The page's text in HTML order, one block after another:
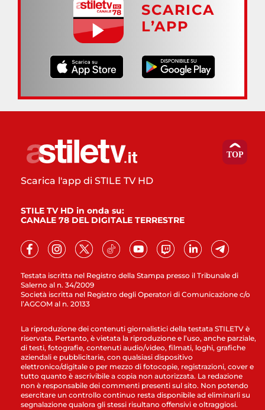
SCARICA
L’APP
Testata iscritta nel Registro della Stampa presso il Tribunale di
Salerno al n. 34/2009
Società iscritta nel Registro degli Operatori di Comunicazione c/o
l’AGCOM al n. 20133
Scarica l'app di STILE TV HD
STILE TV HD in onda su:
CANALE 78 DEL DIGITALE TERRESTRE
La riproduzione dei contenuti giornalistici della testata STILETV è
riservata. Pertanto, è vietata la riproduzione e l’uso, anche parziale,
di testi, fotografie, contenuti audio/video, filmati, loghi, grafiche
aziendali e pubblicitarie, con qualsiasi dispositivo
elettronico/digitale o per mezzo di fotocopie, registrazioni, cover e
tutto quanto è ascrivibile a copia non autorizzata. La redazione
non è responsabile dei commenti presenti sul sito. Non potendo
esercitare un controllo continuo resta disponibile ad eliminarli su
segnalazione qualora gli stessi risultano offensivi e oltraggiosi.